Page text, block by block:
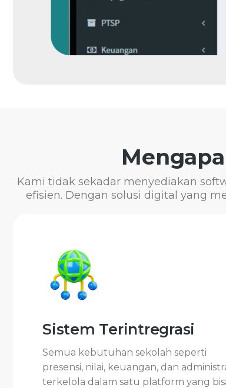
Kami tidak sekadar menyediakan
efisien. Dengan solusi digital yang
Sistem Terintregrasi
Semua kebutuhan sekolah seperti
presensi, nilai, keuangan, dan
terkelola dalam satu platform yang